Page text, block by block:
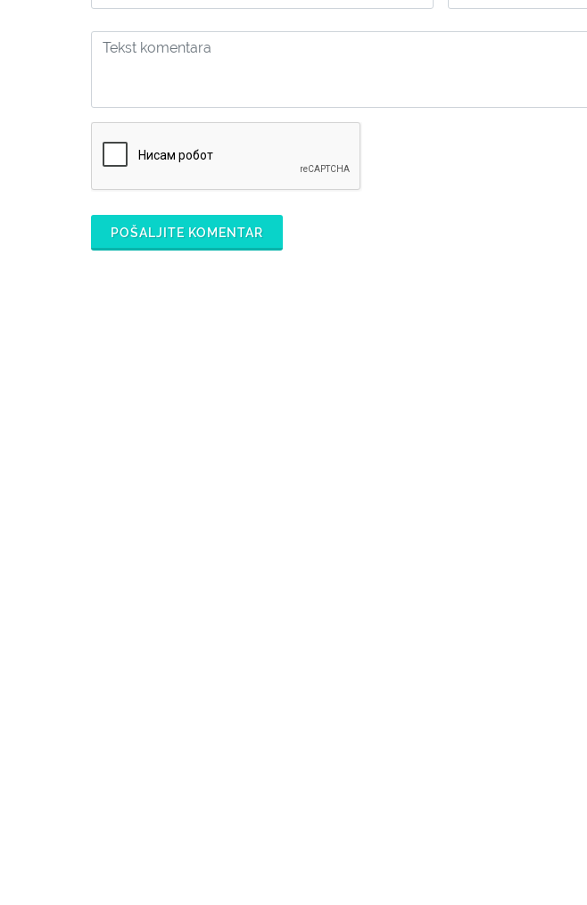
POŠALJITE KOMENTAR